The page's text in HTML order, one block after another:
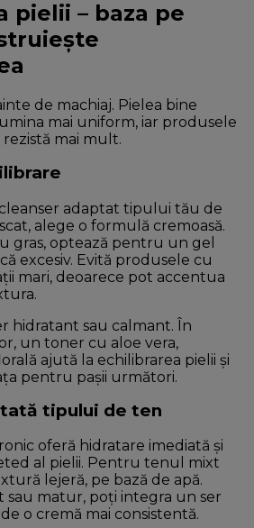
pielii – baza pe
de machiaj. Pielea bine
mai uniform, iar produsele
rezistă mai mult.
adaptat tipului tău de
alege o formulă cremoasă.
gras, optează pentru un gel
excesiv. Evită produsele cu
mari, deoarece pot accentua
hidratant sau calmant. În
un toner cu aloe vera,
ajută la echilibrarea pielii și
pentru pașii următori.
tipului de ten
oferă hidratare imediată și
al pielii. Pentru tenul mixt
lejeră, pe bază de apă.
matur, poți integra un ser
o cremă mai consistentă.